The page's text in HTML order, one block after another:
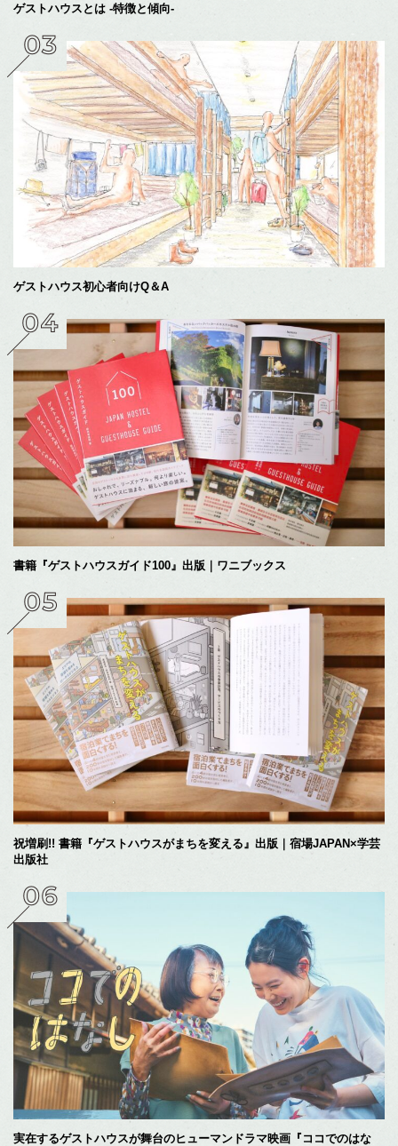
ゲストハウスとは -特徴と傾向-
ゲストハウス初心者向けQ＆A
書籍『ゲストハウスガイド100』出版｜ワニブックス
祝増刷!! 書籍『ゲストハウスがまちを変える』出版｜宿場JAPAN×学芸
出版社
実在するゲストハウスが舞台のヒューマンドラマ映画『ココでのはな